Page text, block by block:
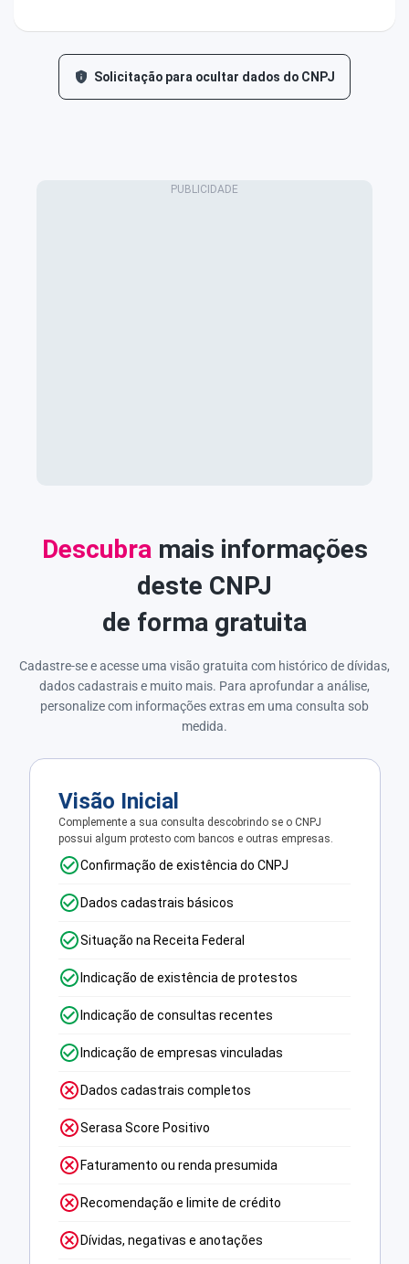
Solicitação para ocultar dados do CNPJ
Descubramais informações
deste CNPJ
de forma gratuita
Cadastre-se e acesse uma visão gratuita com histórico de dívidas,
dados cadastrais e muito mais. Para aprofundar a análise,
personalize com informações extras em uma consulta sob
medida.
Visão Inicial
Complemente a sua consulta descobrindo se o CNPJ
possui algum protesto com bancos e outras empresas.
Confirmação de existência do CNPJ
Dados cadastrais básicos
Situação na Receita Federal
Indicação de existência de protestos
Indicação de consultas recentes
Indicação de empresas vinculadas
Dados cadastrais completos
Serasa Score Positivo
Faturamento ou renda presumida
Recomendação e limite de crédito
Dívidas, negativas e anotações